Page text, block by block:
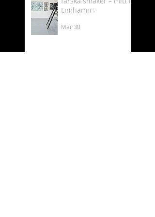
Limhamn✨
Mar 30